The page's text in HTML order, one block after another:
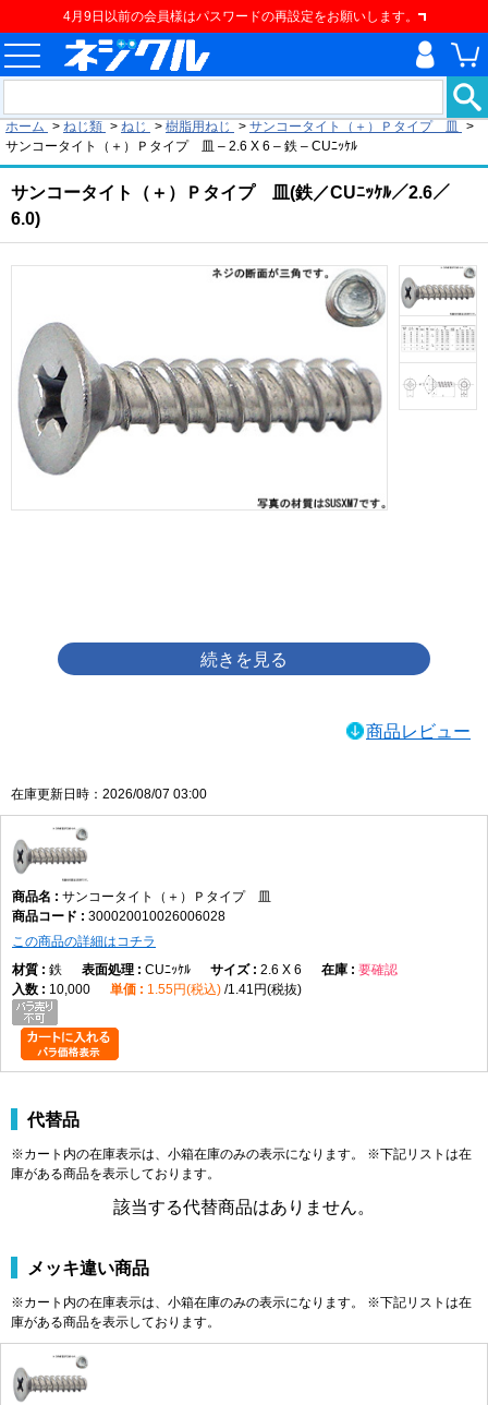
4月9日以前の会員様はパスワードの再設定をお願いします。
ホーム > ねじ類 > ねじ > 樹脂用ねじ > サンコータイト（＋）Ｐタイプ 皿
>
サンコータイト（＋）Ｐタイプ 皿 – 2.6 X 6 – 鉄 – CUﾆｯｹﾙ
サンコータイト（＋）Ｐタイプ 皿(鉄／CUﾆｯｹﾙ／2.6／
6.0)
商品レビュー
在庫更新日時：2026/08/07 03:00
サンコータイト（＋）Ｐタイプ 皿
300020010026006028
この商品の詳細はコチラ
鉄
CUﾆｯｹﾙ 2.6 X 6
要確認
10,000
1.55円(税込) 1.41円(税抜)
代替品
※カート内の在庫表示は、小箱在庫のみの表示になります。 ※下記リストは在
庫がある商品を表示しております。
該当する代替商品はありません。
メッキ違い商品
※カート内の在庫表示は、小箱在庫のみの表示になります。 ※下記リストは在
庫がある商品を表示しております。